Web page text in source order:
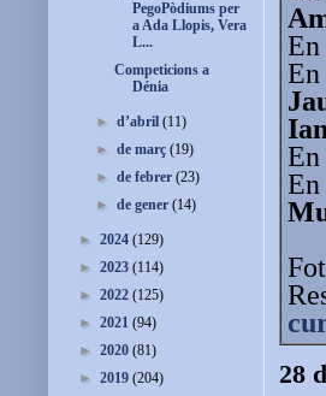
28
PegoPòdiums per
a Ada Llopis, Vera
L...
Competicions a
Dénia
►d’abril(11)
►de març(19)
►de febrer(23)
►de gener(14)
► 2024 (129)
► 2023 (114)
► 2022 (125)
► 2021 (94)
► 2020 (81)
► 2019 (204)